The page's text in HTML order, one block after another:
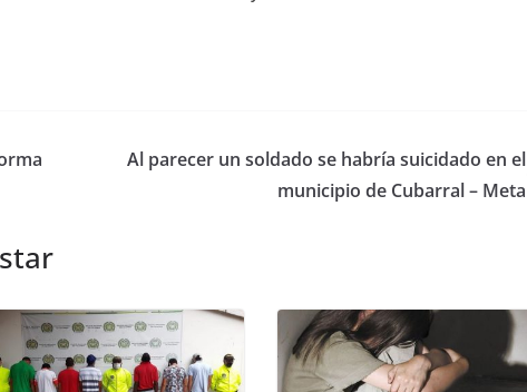
Al parecer un soldado se habría suicidado en el
municipio de Cubarral – Meta